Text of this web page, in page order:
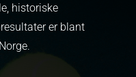
historiske
er blant